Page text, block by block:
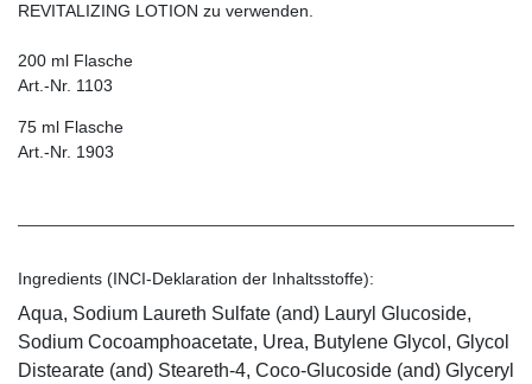
REVITALIZING LOTION zu verwenden.
200 ml Flasche
Art.-Nr. 1103
75 ml Flasche
Art.-Nr. 1903
Ingredients (INCI-Deklaration der Inhaltsstoffe):
Aqua, Sodium Laureth Sulfate (and) Lauryl Glucoside,
Sodium Cocoamphoacetate, Urea, Butylene Glycol, Glycol
Distearate (and) Steareth-4, Coco-Glucoside (and) Glyceryl